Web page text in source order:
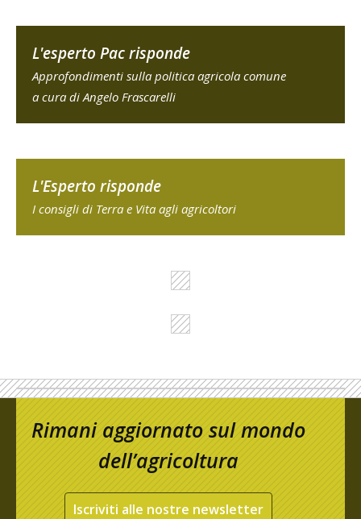
L'esperto Pac risponde
Approfondimenti sulla politica agricola comune
a cura di Angelo Frascarelli
L'Esperto risponde
I consigli di Terra e Vita agli agricoltori
Rimani aggiornato sul mondo
dell’agricoltura
Iscriviti alle nostre newsletter